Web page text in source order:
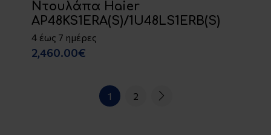
Ντουλάπα Haier
AP48KS1ERA(S)/1U48LS1ERB(S)
4 έως 7 ημέρες
2,460.00€
1 2